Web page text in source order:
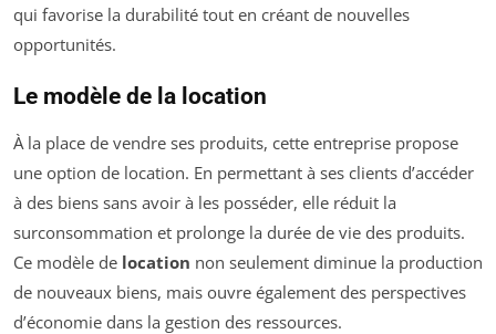
qui favorise la durabilité tout en créant de nouvelles
opportunités.
Le modèle de la location
À la place de vendre ses produits, cette entreprise propose
une option de location. En permettant à ses clients d’accéder
à des biens sans avoir à les posséder, elle réduit la
surconsommation et prolonge la durée de vie des produits.
Ce modèle de location non seulement diminue la production
de nouveaux biens, mais ouvre également des perspectives
d’économie dans la gestion des ressources.